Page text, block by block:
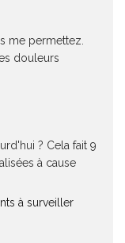
me permettez.
douleurs
? Cela fait 9
à cause
à surveiller